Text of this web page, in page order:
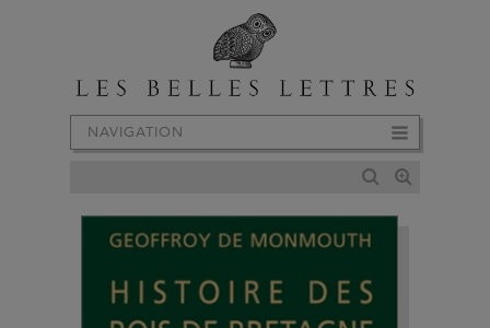
NAVIGATION